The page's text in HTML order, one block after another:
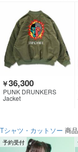
￥36,300
PUNK DRUNKERS
Jacket
Tシャツ・カットソー 商
予約受付